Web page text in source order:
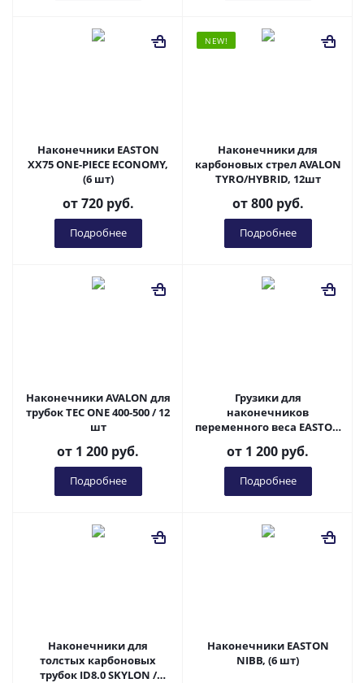
Наконечники EASTON
XX75 ONE-PIECE ECONOMY,
(6 шт)
от720 руб.
Подробнее
NEW!
Наконечники для
карбоновых стрел AVALON
TYRO/HYBRID, 12шт
от800 руб.
Подробнее
Наконечники AVALON для
трубок TEC ONE 400-500 / 12
шт
от 1 200 руб.
Подробнее
Грузики для
наконечников
переменного веса EASTON
от 1 200 руб.
Подробнее
Наконечники для
толстых карбоновых
трубок ID8.0 SKYLON /
Наконечники EASTON
NIBB, (6 шт)